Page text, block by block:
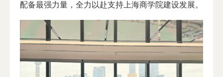
配备最强力量，全力以赴支持上海商学院建设发展。